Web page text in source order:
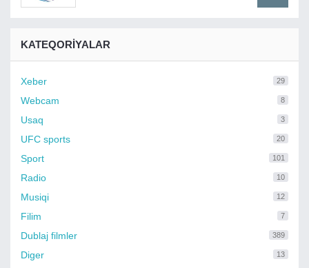
KATEQORIYALAR
Xeber 29
Webcam 8
Usaq 3
UFC sports 20
Sport 101
Radio 10
Musiqi 12
Filim 7
Dublaj filmler 389
Diger 13